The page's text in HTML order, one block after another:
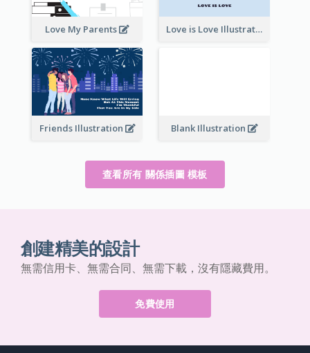
Love My Parents Love is Love Illustration
Friends Illustration Blank Illustration
查看所有 關係插圖 模板
創建精美的設計
無需信用卡、無需合同、無需下載，沒有隱藏費用。
免費使用